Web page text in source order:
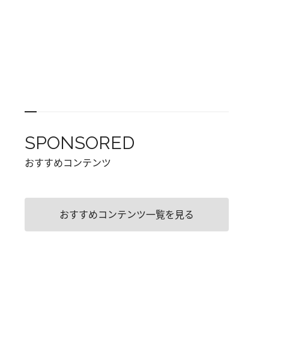
SPONSORED
おすすめコンテンツ
おすすめコンテンツ一覧を見る